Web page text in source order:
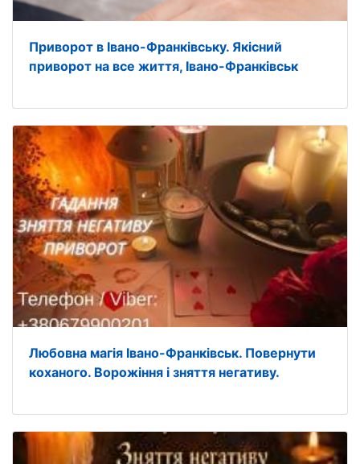
Приворот в Івано-Франківську. Якісний
приворот на все життя, Івано-Франківськ
Любовна магія Івано-Франківськ. Повернути
коханого. Ворожіння і зняття негативу.